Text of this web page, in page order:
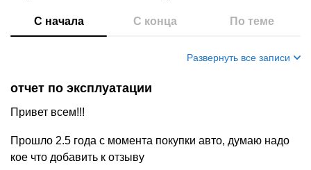
С начала С конца По теме
Развернуть все записи
отчет по эксплуатации
Привет всем!!!
Прошло 2.5 года с момента покупки авто, думаю надо
кое что добавить к отзыву